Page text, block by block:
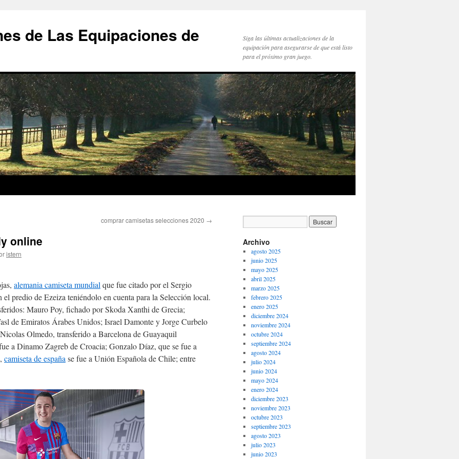
de Las Equipaciones de
Siga las últimas actualizaciones de la
equipación para asegurarse de que está listo
para el próximo gran juego.
comprar camisetas selecciones 2020 →
online
istern
alemania camiseta mundial que fue citado por el Sergio
el predio de Ezeiza teniéndolo en cuenta para la Selección local.
Mauro Poy, fichado por Skoda Xanthi de Grecia;
de Emiratos Árabes Unidos; Israel Damonte y Jorge Curbelo
Olmedo, transferido a Barcelona de Guayaquil
a Dinamo Zagreb de Croacia; Gonzalo Díaz, que se fue a
camiseta de españa se fue a Unión Española de Chile; entre
Archivo
agosto 2025
junio 2025
mayo 2025
abril 2025
marzo 2025
febrero 2025
enero 2025
diciembre 2024
noviembre 2024
octubre 2024
septiembre 2024
agosto 2024
julio 2024
junio 2024
mayo 2024
enero 2024
diciembre 2023
noviembre 2023
octubre 2023
septiembre 2023
agosto 2023
julio 2023
junio 2023